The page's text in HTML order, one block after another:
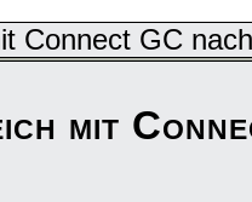
Connect GC
mit